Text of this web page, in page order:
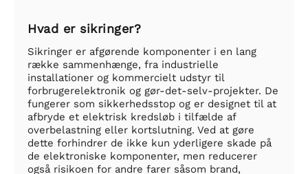
Hvad er sikringer?
Sikringer er afgørende komponenter i en lang
række sammenhænge, fra industrielle
installationer og kommercielt udstyr til
forbrugerelektronik og gør-det-selv-projekter. De
fungerer som sikkerhedsstop og er designet til at
afbryde et elektrisk kredsløb i tilfælde af
overbelastning eller kortslutning. Ved at gøre
dette forhindrer de ikke kun yderligere skade på
de elektroniske komponenter, men reducerer
også risikoen for andre farer såsom brand,